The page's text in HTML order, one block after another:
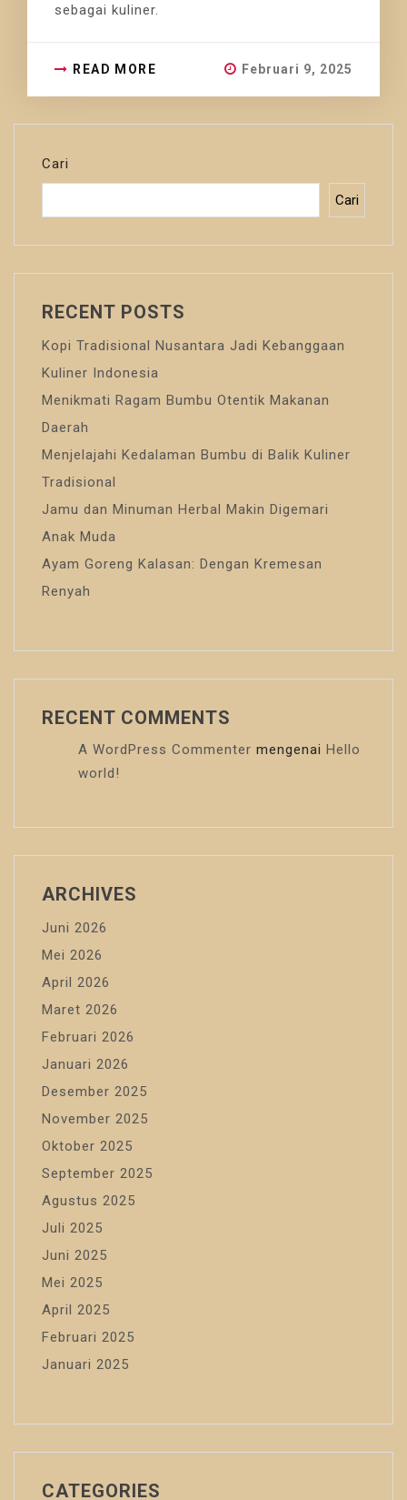
sebagai kuliner.
READ MORE Februari 9, 2025
Cari
Cari
RECENT POSTS
Kopi Tradisional Nusantara Jadi Kebanggaan
Kuliner Indonesia
Menikmati Ragam Bumbu Otentik Makanan
Daerah
Menjelajahi Kedalaman Bumbu di Balik Kuliner
Tradisional
Jamu dan Minuman Herbal Makin Digemari
Anak Muda
Ayam Goreng Kalasan: Dengan Kremesan
Renyah
RECENT COMMENTS
A WordPress Commenter mengenai Hello
world!
ARCHIVES
Juni 2026
Mei 2026
April 2026
Maret 2026
Februari 2026
Januari 2026
Desember 2025
November 2025
Oktober 2025
September 2025
Agustus 2025
Juli 2025
Juni 2025
Mei 2025
April 2025
Februari 2025
Januari 2025
CATEGORIES